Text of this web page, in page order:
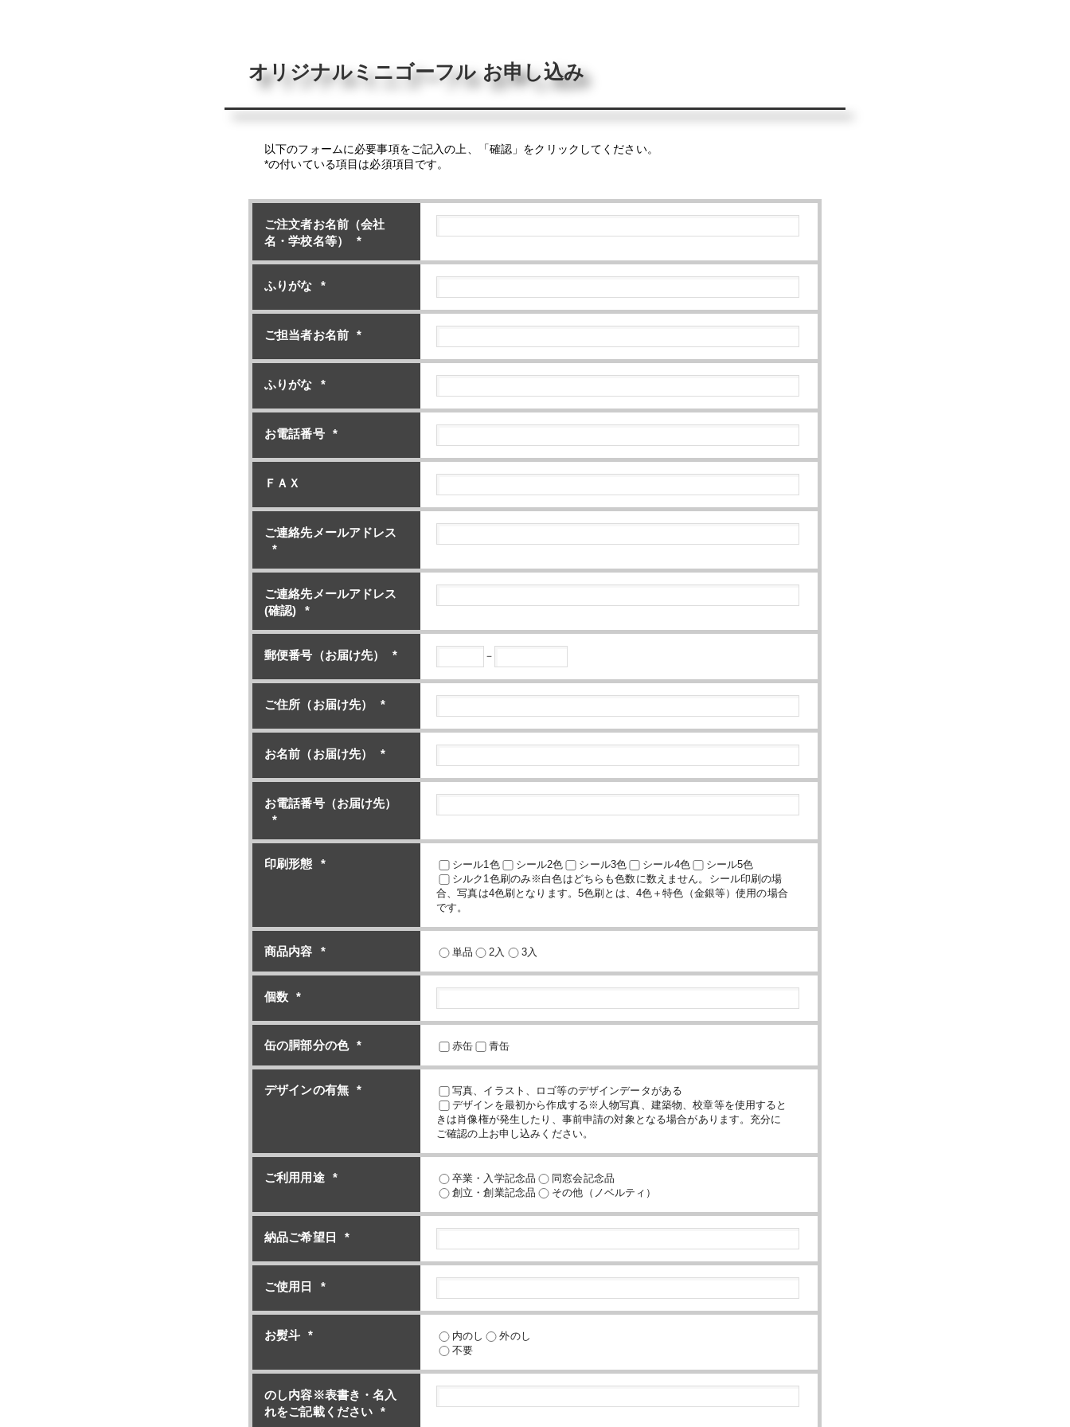
オリジナルミニゴーフル お申し込み
以下のフォームに必要事項をご記入の上、「確認」をクリックしてください。
*の付いている項目は必須項目です。
ご注文者お名前（会社
名・学校名等）
*
ふりがな *
ご担当者お名前 *
ふりがな *
お電話番号 *
ＦＡＸ
ご連絡先メールアドレス
*
ご連絡先メールアドレス
(確認)
*
郵便番号（お届け先） * －
ご住所（お届け先） *
お名前（お届け先） *
お電話番号（お届け先）
*
印刷形態 * シール1色 シール2色 シール3色 シール4色
シール5色
シルク1色刷のみ※白色はどちらも色数に数えません。シール印刷の場
合、写真は4色刷となります。5色刷とは、4色＋特色（金銀等）使用の場合
です。
商品内容 * 単品 2入 3入
個数 *
缶の胴部分の色 * 赤缶 青缶
デザインの有無 *
写真、イラスト、ロゴ等のデザインデータがある
デザインを最初から作成する※人物写真、建築物、校章等を使用すると
きは肖像権が発生したり、事前申請の対象となる場合があります。充分に
ご確認の上お申し込みください。
ご利用用途 * 卒業・入学記念品
同窓会記念品
創立・創業記念品
その他（ノベルティ）
納品ご希望日 *
ご使用日 *
お熨斗 * 内のし
外のし
不要
のし内容※表書き・名入
れをご記載ください
*